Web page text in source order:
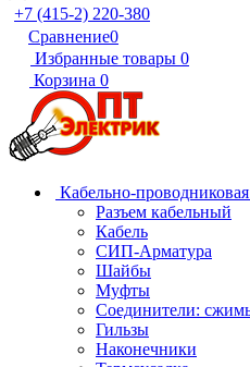
+7 (415-2) 220-380
Сравнение0
Избранные товары 0
Корзина 0
Кабельно-
Разъем кабельный
Кабель
СИП-Арматура
Шайбы
Муфты
Соединители:
Гильзы
Наконечники